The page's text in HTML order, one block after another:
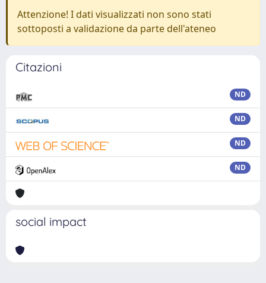
Attenzione! I dati visualizzati non sono stati
sottoposti a validazione da parte dell'ateneo
Citazioni
ND
ND
ND
ND
social impact